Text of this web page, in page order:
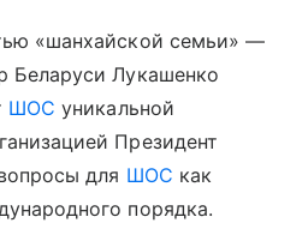
«шанхайской семьи» —
Беларуси Лукашенко
ШОС уникальной
Президент
для ШОС как
порядка.